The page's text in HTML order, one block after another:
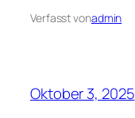
Verfasst vonadmin
Oktober 3, 2025